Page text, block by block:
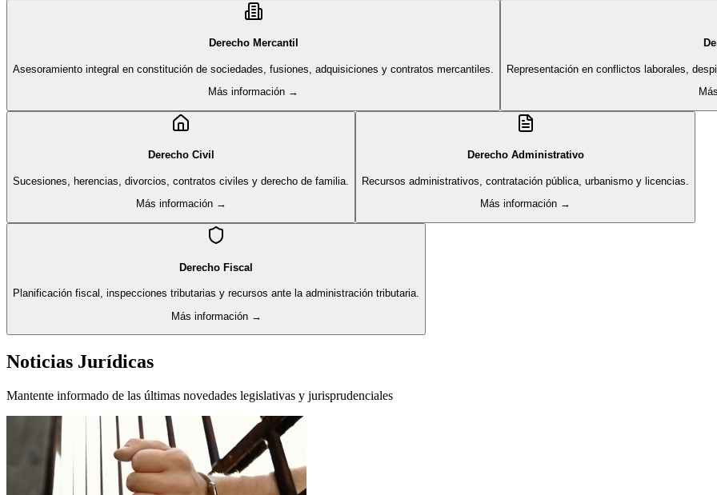
Derecho Mercantil
Asesoramiento integral en constitución de sociedades, fusiones, adquisiciones y contratos mercantiles.
Más información →
Representación en conflictos laborales,
Derecho Civil
Sucesiones, herencias, divorcios, contratos civiles y derecho de familia.
Más información →
Derecho Administrativo
Recursos administrativos, contratación pública, urbanismo y licencias.
Más información →
Derecho Fiscal
Planificación fiscal, inspecciones tributarias y recursos ante la administración tributaria.
Más información →
Noticias Jurídicas
Mantente informado de las últimas novedades legislativas y jurisprudenciales